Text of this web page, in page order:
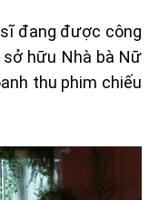
đang được công
hữu Nhà bà Nữ
thu phim chiếu